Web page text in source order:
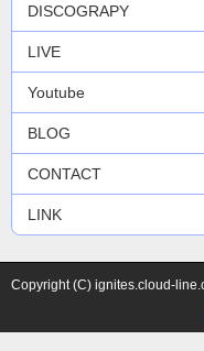
DISCOGRAPY
LIVE
Youtube
BLOG
CONTACT
LINK
Copyright (C) ignites.cloud-